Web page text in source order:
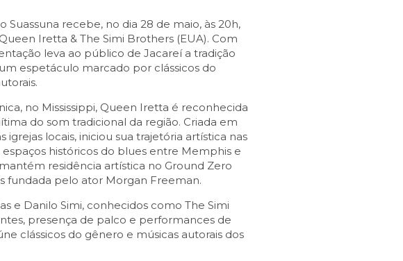
Suassuna recebe, no dia 28 de maio, às 20h,
Iretta & The Simi Brothers (EUA). Com
leva ao público de Jacareí a tradição
espetáculo marcado por clássicos do
no Mississippi, Queen Iretta é reconhecida
do som tradicional da região. Criada em
igrejas locais, iniciou sua trajetória artística nas
espaços históricos do blues entre Memphis e
residência artística no Ground Zero
fundada pelo ator Morgan Freeman.
e Danilo Simi, conhecidos como The Simi
presença de palco e performances de
clássicos do gênero e músicas autorais dos